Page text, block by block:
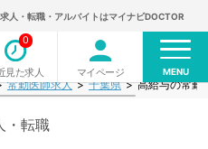
人・転職・アルバイトはマイナビDOCTOR
見た求人
0
マイページ MENU
常勤医師求人 千葉県 高給与の常勤
・転職